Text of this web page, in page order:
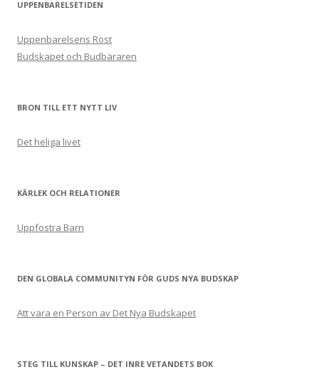
UPPENBARELSETIDEN
Uppenbarelsens Röst
Budskapet och Budbäraren
BRON TILL ETT NYTT LIV
Det heliga livet
KÄRLEK OCH RELATIONER
Uppfostra Barn
DEN GLOBALA COMMUNITYN FÖR GUDS NYA BUDSKAP
Att vara en Person av Det Nya Budskapet
STEG TILL KUNSKAP – DET INRE VETANDETS BOK